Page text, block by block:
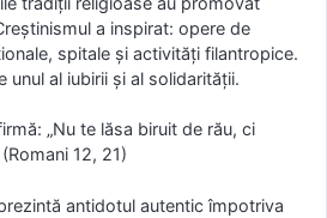
a inspirat: opere de
spitale și activități filantropice.
unul al iubirii și al solidarității.
„Nu te lăsa biruit de rău, ci
12, 21)
antidotul autentic împotriva